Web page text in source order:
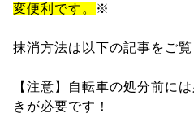
変便利です。
※
抹消方法は以下の記事をご覧
【注意】自転車の処分前に
きが必要です！